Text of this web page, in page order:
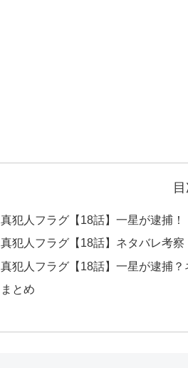
真犯人フラグ【18話】一星が逮捕！
真犯人フラグ【18話】ネタバレ考
真犯人フラグ【18話】一星が逮捕
まとめ